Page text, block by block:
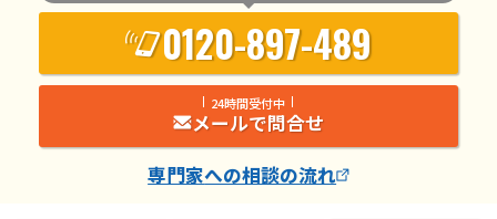
0120-897-489
24時間受付中
メールで問合せ
専門家への相談の流れ